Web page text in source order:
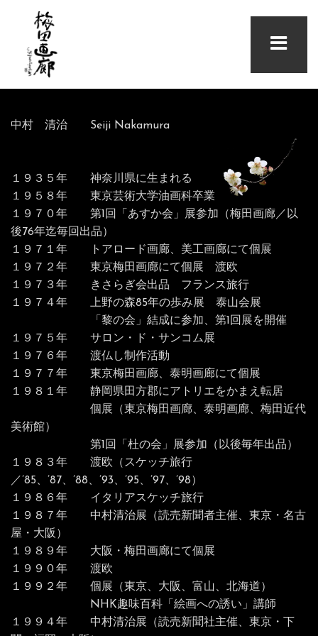
中村 清治 Seiji Nakamura
１９３５年 神奈川県に生まれる
１９５８年 東京芸術大学油画科卒業
１９７０年 第1回「あすか会」展参加（梅田画廊／以
後76年迄毎回出品）
１９７１年 トアロード画廊、美工画廊にて個展
１９７２年 東京梅田画廊にて個展 渡欧
１９７３年 きさらぎ会出品 フランス旅行
１９７４年 上野の森85年の歩み展 泰山会展
「黎の会」結成に参加、第1回展を開催
１９７５年 サロン・ド・サンコム展
１９７６年 渡仏し制作活動
１９７７年 東京梅田画廊、泰明画廊にて個展
１９８１年 静岡県田方郡にアトリエをかまえ転居
個展（東京梅田画廊、泰明画廊、梅田近代
美術館）
第1回「杜の会」展参加（以後毎年出品）
１９８３年 渡欧（スケッチ旅行
／’85、’87、’88、’93、’95、’97、’98）
１９８６年 イタリアスケッチ旅行
１９８７年 中村清治展（読売新聞者主催、東京・名古
屋・大阪）
１９８９年 大阪・梅田画廊にて個展
１９９０年 渡欧
１９９２年 個展（東京、大阪、富山、北海道）
NHK趣味百科「絵画への誘い」講師
１９９４年 中村清治展（読売新聞社主催、東京・下